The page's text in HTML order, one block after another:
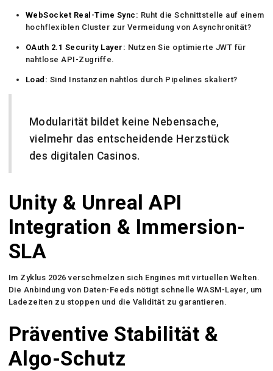
WebSocket Real-Time Sync: Ruht die Schnittstelle auf einem
hochflexiblen Cluster zur Vermeidung von Asynchronität?
OAuth 2.1 Security Layer: Nutzen Sie optimierte JWT für
nahtlose API-Zugriffe.
Load: Sind Instanzen nahtlos durch Pipelines skaliert?
Modularität bildet keine Nebensache,
vielmehr das entscheidende Herzstück
des digitalen Casinos.
Unity & Unreal API
Integration & Immersion-
SLA
Im Zyklus 2026 verschmelzen sich Engines mit virtuellen Welten.
Die Anbindung von Daten-Feeds nötigt schnelle WASM-Layer, um
Ladezeiten zu stoppen und die Validität zu garantieren.
Präventive Stabilität &
Algo-Schutz